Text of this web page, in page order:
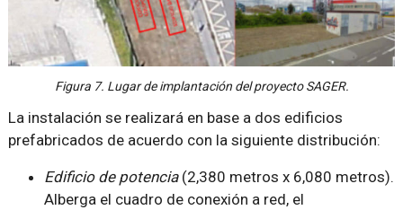
Figura 7. Lugar de implantación del proyecto SAGER.
La instalación se realizará en base a dos edificios
prefabricados de acuerdo con la siguiente distribución:
Edificio de potencia(2,380 metros x 6,080 metros).
Alberga el cuadro de conexión a red, el